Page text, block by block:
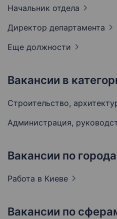
Начальник отдела
Директор департамента
Еще должности
Вакансии в
Строительство,
Администрация,
Вакансии по
Работа в Киеве
Вакансии по